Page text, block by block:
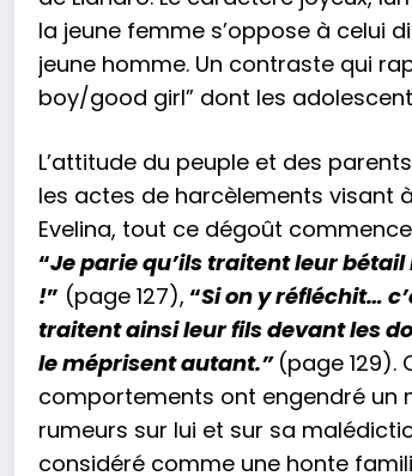
la jeune femme s’oppose à celui
jeune homme. Un contraste qui
boy/good girl” dont les
L’attitude du peuple et des
les actes de harcèlements visant
Evelina, tout ce dégoût
“Je parie qu’ils traitent leur
!” (page 127), “Si on y réfléchit…
traitent ainsi leur fils devant les
le méprisent autant.” (page 129).
comportements ont engendré un
rumeurs sur lui et sur sa
considéré comme une honte